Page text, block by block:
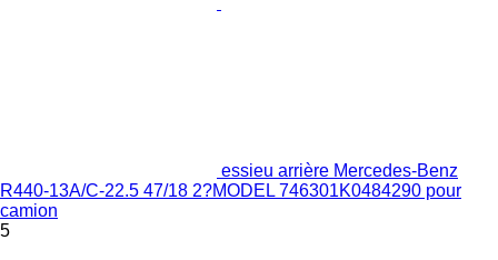
essieu arrière Mercedes-Benz
R440-13A/C-22.5 47/18 2?MODEL 746301K0484290 pour
camion
5